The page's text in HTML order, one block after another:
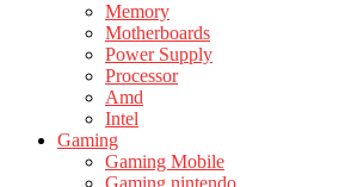
Memory
Motherboards
Power Supply
Processor
Amd
Intel
Gaming
Gaming Mobile
Gaming nintendo